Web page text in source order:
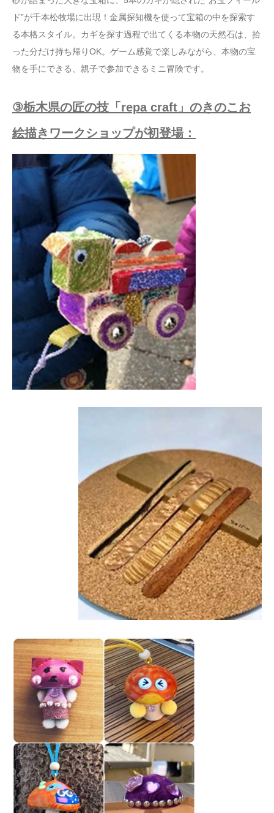
ド”が千本松牧場に出現！金属探知機を使って宝箱の中を探索す
る本格スタイル。カギを探す過程で出てくる本物の天然石は、拾
った分だけ持ち帰りOK。ゲーム感覚で楽しみながら、本物の宝
物を手にできる、親子で参加できるミニ冒険です。
③栃木県の匠の技「repa craft」のきのこお
絵描きワークショップが初登場：